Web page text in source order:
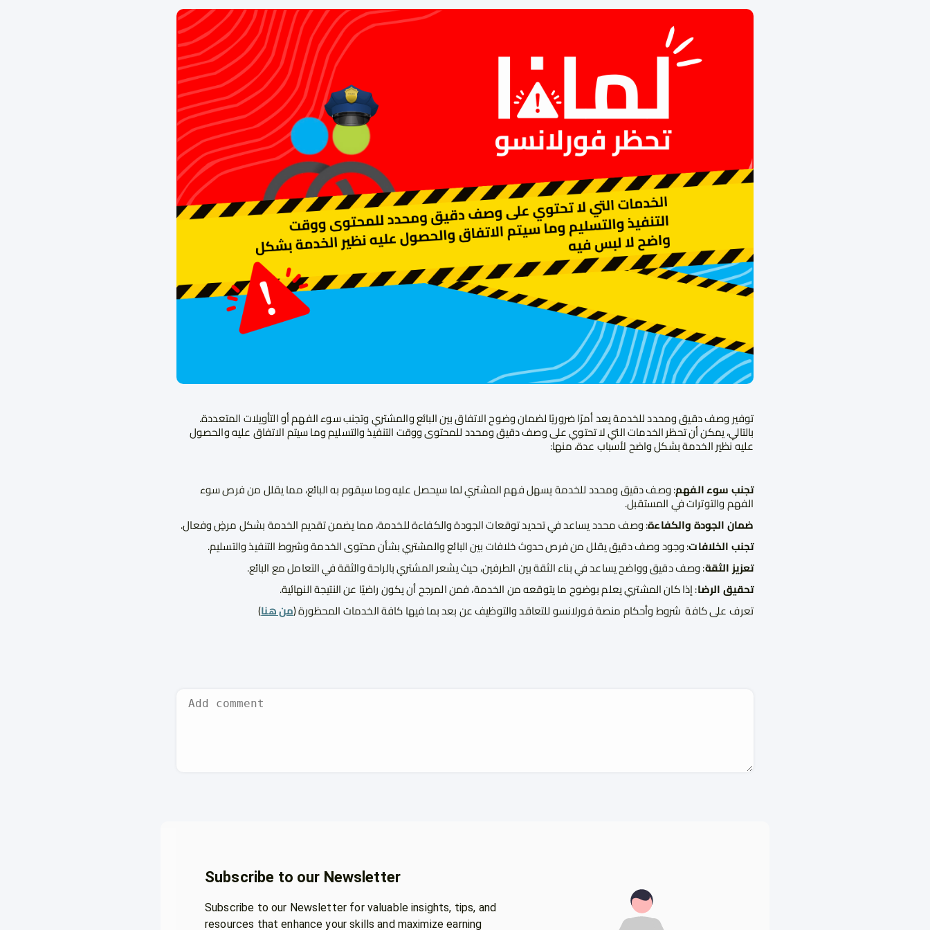
Subscribe to our Newsletter
Subscribe to our Newsletter for valuable insights, tips, and
resources that enhance your skills and maximize earning
توفير وصف دقيق ومحدد للخدمة يعد أمرًا ضروريًا لضمان وضوح الاتفاق بين البائع والمشتري وتجنب سوء الفهم أو التأويلات المتعددة.
بالتالي، يمكن أن تحظر الخدمات التي لا تحتوي على وصف دقيق ومحدد للمحتوى ووقت التنفيذ والتسليم وما سيتم الاتفاق عليه والحصول
عليه نظير الخدمة بشكل واضح لأسباب عدة، منها:
تجنب سوء الفهم: وصف دقيق ومحدد للخدمة يسهل فهم المشتري لما سيحصل عليه وما سيقوم به البائع، مما يقلل من فرص سوء
الفهم والتوترات في المستقبل.
ضمان الجودة والكفاءة: وصف محدد يساعد في تحديد توقعات الجودة والكفاءة للخدمة، مما يضمن تقديم الخدمة بشكل مرضٍ وفعال.
تجنب الخلافات: وجود وصف دقيق يقلل من فرص حدوث خلافات بين البائع والمشتري بشأن محتوى الخدمة وشروط التنفيذ والتسليم.
تعزيز الثقة: وصف دقيق وواضح يساعد في بناء الثقة بين الطرفين، حيث يشعر المشتري بالراحة والثقة في التعامل مع البائع.
تحقيق الرضا: إذا كان المشتري يعلم بوضوح ما يتوقعه من الخدمة، فمن المرجح أن يكون راضيًا عن النتيجة النهائية.
تعرف على كافة شروط وأحكام منصة فورلانسو للتعاقد والتوظيف عن بعد بما فيها كافة الخدمات المحظورة (من هنا)